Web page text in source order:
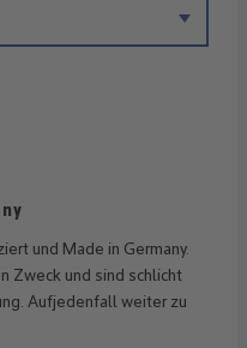
su 5 stelle
und Made in Germany.
Zweck und sind schlicht
Aufjedenfall weiter zu